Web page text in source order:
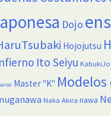
Dojo
Hojojutsu
Ito Seiyu
Master "K" Modelos
Naka Akira nawa